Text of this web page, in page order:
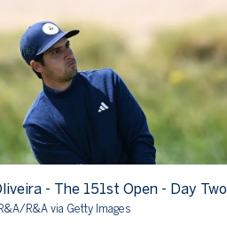
- The 151st Open - Day Two
R&A via Getty Images